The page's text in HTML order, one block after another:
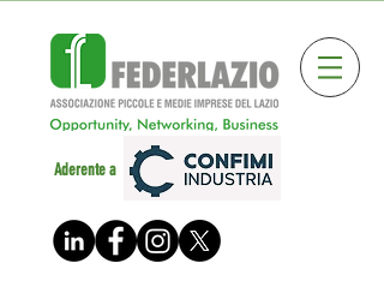
Aderente a